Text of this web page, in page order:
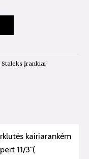
Staleks Įrankiai